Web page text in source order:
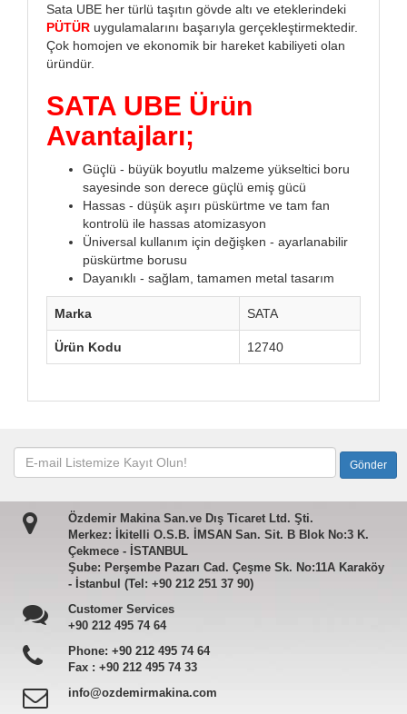
Sata UBE her türlü taşıtın gövde altı ve eteklerindeki
PÜTÜR uygulamalarını başarıyla gerçekleştirmektedir.
Çok homojen ve ekonomik bir hareket kabiliyeti olan
üründür.
SATA UBE Ürün
Avantajları;
Güçlü - büyük boyutlu malzeme yükseltici boru
sayesinde son derece güçlü emiş gücü
Hassas - düşük aşırı püskürtme ve tam fan
kontrolü ile hassas atomizasyon
Üniversal kullanım için değişken - ayarlanabilir
püskürtme borusu
Dayanıklı - sağlam, tamamen metal tasarım
Marka SATA
Ürün Kodu 12740
Özdemir Makina San.ve Dış Ticaret Ltd. Şti.
Merkez: İkitelli O.S.B. İMSAN San. Sit. B Blok No:3 K.
Çekmece - İSTANBUL
Şube: Perşembe Pazarı Cad. Çeşme Sk. No:11A Karaköy
- İstanbul (Tel: +90 212 251 37 90)
Customer Services
+90 212 495 74 64
Phone: +90 212 495 74 64
Fax : +90 212 495 74 33
info@ozdemirmakina.com